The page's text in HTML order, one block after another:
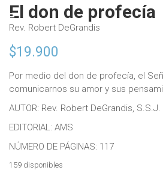
El don de profecía
Rev. Robert DeGrandis
$19.900
Por medio del don de profecía, el
comunicarnos su amor y sus
AUTOR: Rev. Robert DeGrandis, S.S.J.
EDITORIAL: AMS
NÚMERO DE PÁGINAS: 117
159 disponibles